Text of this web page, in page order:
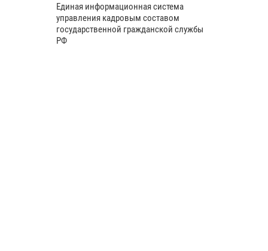
Единая информационная система
управления кадровым составом
государственной гражданской службы
РФ